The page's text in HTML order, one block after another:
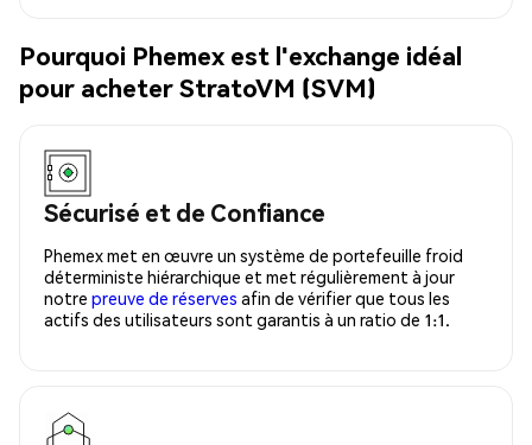
Pourquoi Phemex est l'exchange idéal
pour acheter StratoVM (SVM)
Sécurisé et de Confiance
Phemex met en œuvre un système de portefeuille froid
déterministe hiérarchique et met régulièrement à jour
notre preuve de réserves afin de vérifier que tous les
actifs des utilisateurs sont garantis à un ratio de 1:1.